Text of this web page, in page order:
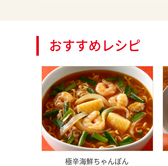
おすすめレシピ
極辛海鮮ちゃんぽん